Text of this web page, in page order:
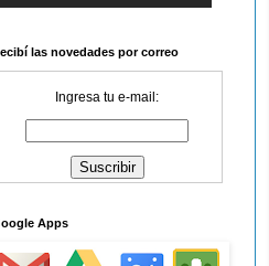
las novedades por correo
Ingresa tu e-mail:
Apps